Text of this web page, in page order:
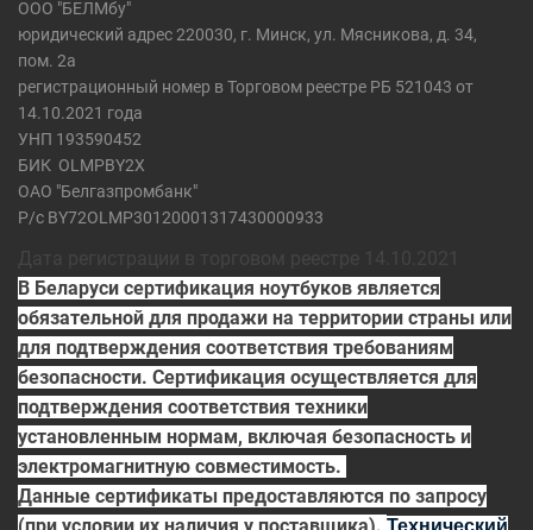
ООО "БЕЛМбу"
юридический адрес 220030, г. Минск, ул. Мясникова, д. 34,
пом. 2а
регистрационный номер в Торговом реестре РБ 521043 от
14.10.2021 года
УНП 193590452
БИК OLMPBY2X
ОАО "Белгазпромбанк"
Р/с BY72OLMP30120001317430000933
В Беларуси сертификация ноутбуков является
обязательной для продажи на территории страны или
для подтверждения соответствия требованиям
безопасности. Сертификация осуществляется для
подтверждения соответствия техники
установленным нормам, включая безопасность и
электромагнитную совместимость.
Данные сертификаты предоставляются по запросу